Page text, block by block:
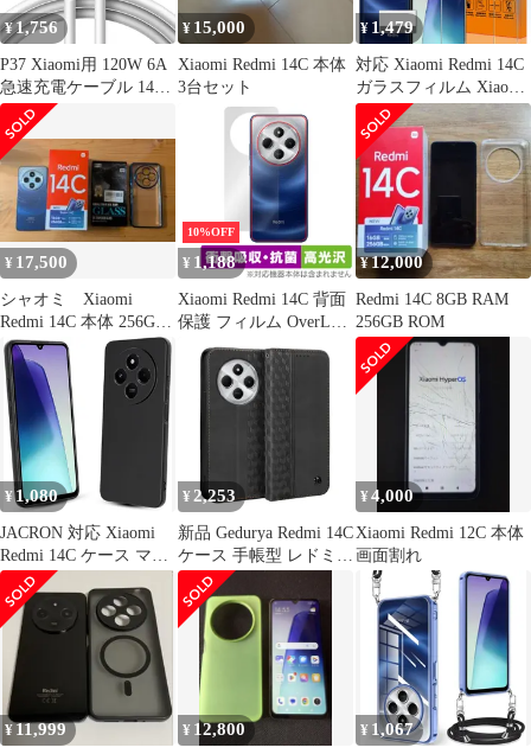
¥1,756
P37 Xiaomi用 120W 6A
急速充電ケーブル 14T
Pro/13T Pro/Redmi Note
13 Pro 5G 対応 USB-C
ハイパーチャージ、
Android Auto対応、
67W/33W 6Aケーブ
ル、Xiaomi/Redm ...
¥ 15,000
Xiaomi Redmi 14C 本体
3台セット
¥ 1,479
対応 Xiaomi Redmi 14C
ガラスフィルム Xiaomi
Redmi14C 指紋防止
【2* Xiaomi Redmi 14C
フィルム + 2* Xiaomi
Redmi14C レンズ保護フ
ィルム + 1*取り除き発
泡板】 国産旭硝子材質
薄 1
¥ 17,500
シャオミ Xiaomi
Redmi 14C 本体 256GB
ほぼ未使用
10%OFF
¥ 1,188
Xiaomi Redmi 14C 背面
保護 フィルム OverLay
Absorber 高光沢 for シ
ャオミ レドミ 衝撃吸収
高光沢 抗菌
¥12,000
Redmi 14C 8GB RAM
256GB ROM
¥ 1,080
JACRON 対応 Xiaomi
Redmi 14C ケース マッ
トブラック携帯便利 ス
トラップホール付き
Xiaomi Redmi14C カバ
ー 超薄型 軽量 擦り傷
防止 落下防止 滑り止め
TPUケース 指紋防止
(MJO-JAC-C485)
¥ 2,253
新品 Gedurya Redmi 14C
ケース 手帳型 レドミ
14C ケース ひし形柄
Xiaomi Redmi 14C 4G
ケース 手帳型 マグネッ
ト式 スタンド機能
Redmi 14C 携帯カバー
カード収納 財布型
Redmi 14C スマホケー
ス
¥4,000
Xiaomi Redmi 12C 本体
画面割れ
¥11,999 ¥ 12,800 ¥ 1,067